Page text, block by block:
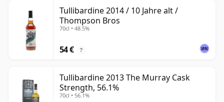
Tullibardine 2014 / 10 Jahre alt /
Thompson Bros
70cl • 48.5%
54 € ?
Tullibardine 2013 The Murray Cask
Strength, 56.1%
70cl • 56.1%